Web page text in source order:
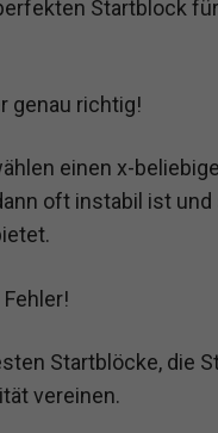
Startblock für
genau richtig!
einen x-
oft instabil ist
Startblöcke, die
vereinen.